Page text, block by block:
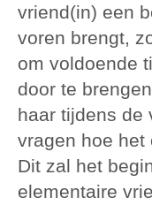
vriend(in) een
voren brengt,
om voldoende
door te
haar tijdens de
vragen hoe het
Dit zal het
elementaire